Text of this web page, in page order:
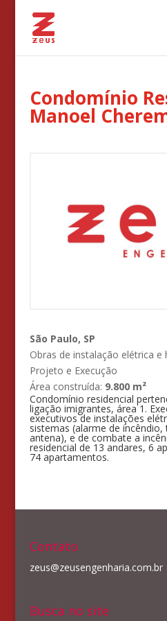
Condomínio
Manoel
São Paulo, SP
Obras de instalação elétrica e
Projeto e Execução
Área construída: 9.800 m²
Condomínio residencial
ligação imigrantes, área 1.
executivos de instalações
sistemas (alarme de
antena), e de combate a
residencial de 13 andares, 6
74 apartamentos.
Contato
zeus@zeusengenharia.com.br
Busca no site